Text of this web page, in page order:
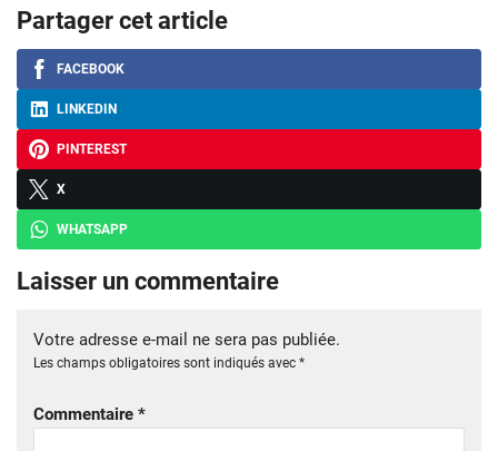
Partager cet article
FACEBOOK
LINKEDIN
PINTEREST
X
WHATSAPP
Laisser un commentaire
Votre adresse e-mail ne sera pas publiée.
Les champs obligatoires sont indiqués avec *
Commentaire *